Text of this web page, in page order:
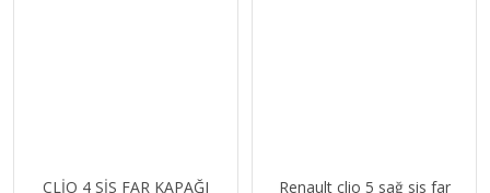
CLİO 4 SİS FAR KAPAĞI
Renault clio 5 sağ sis far